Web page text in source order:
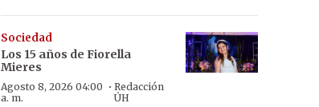
Sociedad
Los 15 años de Fiorella
Mieres
Agosto 8, 2026 04:00
a. m.
· Redacción
ÚH